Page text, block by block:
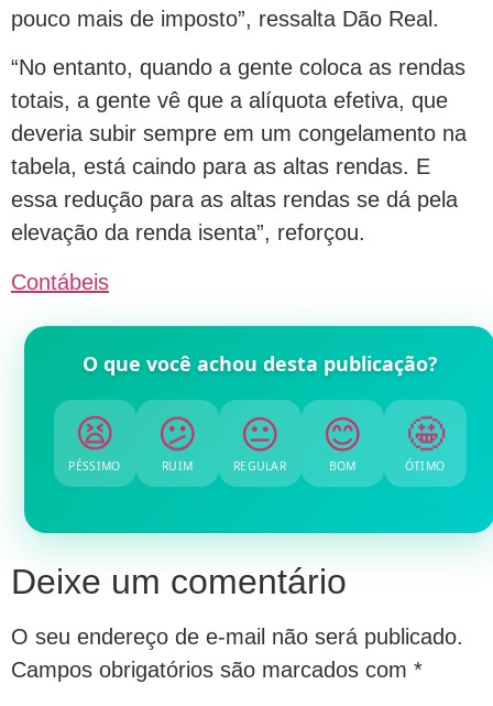
pouco mais de imposto”, ressalta Dão Real.
“No entanto, quando a gente coloca as rendas
totais, a gente vê que a alíquota efetiva, que
deveria subir sempre em um congelamento na
tabela, está caindo para as altas rendas. E
essa redução para as altas rendas se dá pela
elevação da renda isenta”, reforçou.
Contábeis
O que você achou desta publicação?
😫
PÉSSIMO
😕
RUIM
😐
REGULAR
😊
BOM
🤩
ÓTIMO
Deixe um comentário
O seu endereço de e-mail não será publicado.
Campos obrigatórios são marcados com *